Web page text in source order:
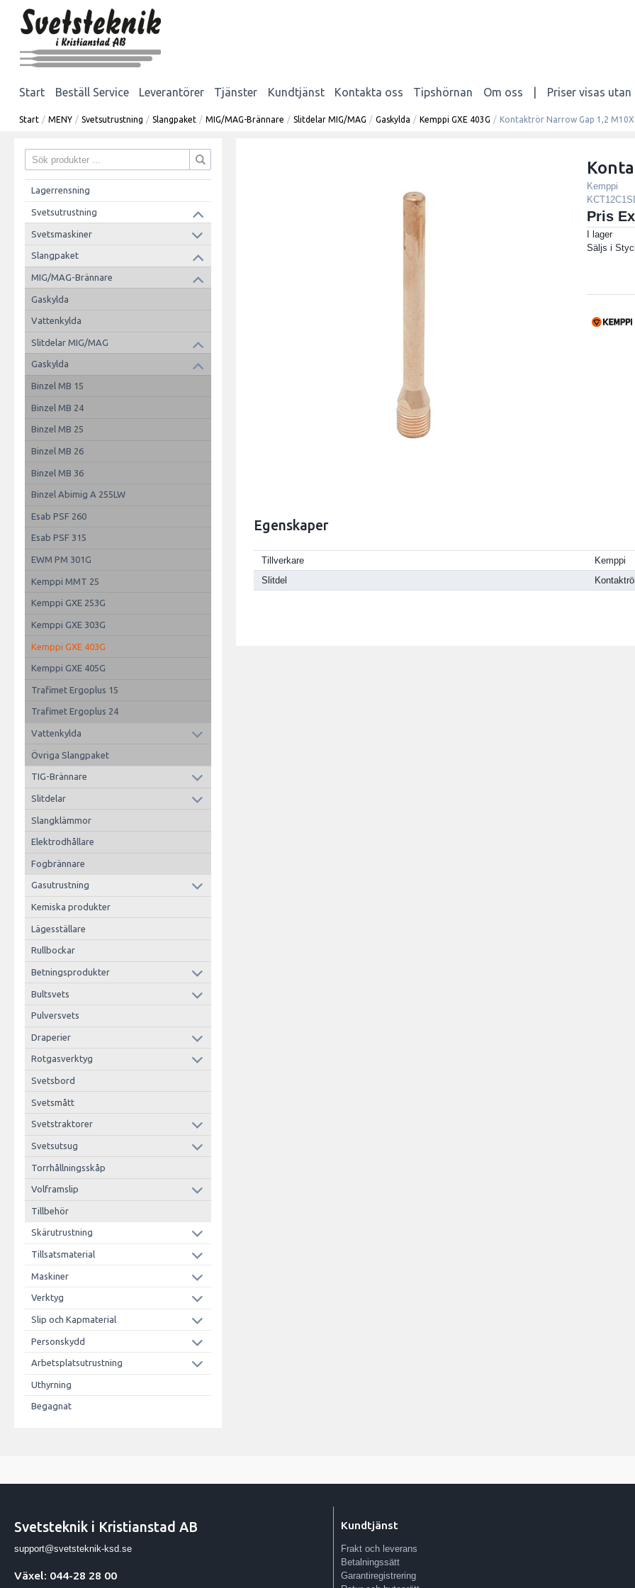
Start Beställ Service Leverantörer Tjänster Kundtjänst Kontakta oss Tipshörnan Om oss Priser visas utan
Start / MENY / Svetsutrustning / Slangpaket / MIG/MAG-Brännare / Slitdelar MIG/MAG / Gaskylda / Kemppi GXE 403G / Kontaktrör Narrow Gap 1,2
Lagerrensning
Svetsutrustning
Svetsmaskiner
Slangpaket
MIG/MAG-Brännare
Gaskylda
Vattenkylda
Slitdelar MIG/MAG
Gaskylda
Binzel MB 15
Binzel MB 24
Binzel MB 25
Binzel MB 26
Binzel MB 36
Binzel Abimig A 255LW
Esab PSF 260
Esab PSF 315
EWM PM 301G
Kemppi MMT 25
Kemppi GXE 253G
Kemppi GXE 303G
Kemppi GXE 403G
Kemppi GXE 405G
Trafimet Ergoplus 15
Trafimet Ergoplus 24
Vattenkylda
Övriga Slangpaket
TIG-Brännare
Slitdelar
Slangklämmor
Elektrodhållare
Fogbrännare
Gasutrustning
Kemiska produkter
Lägesställare
Rullbockar
Betningsprodukter
Bultsvets
Pulversvets
Draperier
Rotgasverktyg
Svetsbord
Svetsmått
Svetstraktorer
Svetsutsug
Torrhållningsskåp
Volframslip
Tillbehör
Skärutrustning
Tillsatsmaterial
Maskiner
Verktyg
Slip och Kapmaterial
Personskydd
Arbetsplatsutrustning
Uthyrning
Begagnat
Kemppi
Pris
I lager
Säljs i
Egenskaper
Tillverkare
Kemppi
Slitdel
Svetsteknik i Kristianstad AB
support@svetsteknik-ksd.se
Växel: 044-28 28 00
Kundtjänst
Frakt och leverans
Betalningssätt
Garantiregistrering